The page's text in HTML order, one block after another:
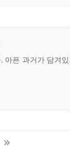
아픈 과거가 담겨